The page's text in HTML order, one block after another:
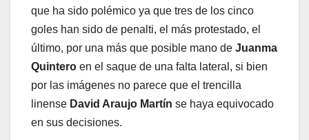
que ha sido polémico ya que tres de los cinco
goles han sido de penalti, el más protestado, el
último, por una más que posible mano de Juanma
Quintero en el saque de una falta lateral, si bien
por las imágenes no parece que el trencilla
linense David Araujo Martín se haya equivocado
en sus decisiones.